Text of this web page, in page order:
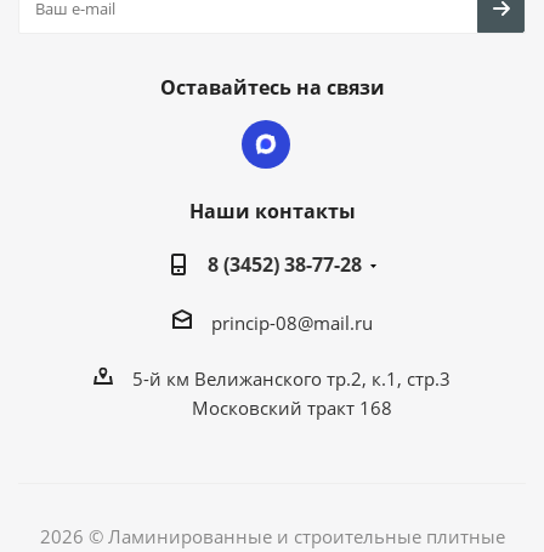
Оставайтесь на связи
Наши контакты
8 (3452) 38-77-28
princip-08@mail.ru
5-й км Велижанского тр.2, к.1, стр.3
Московский тракт 168
2026 © Ламинированные и строительные плитные